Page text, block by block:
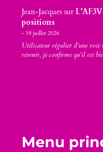
Jean-Jacquessur
positions
19 juillet 2026
Utilisateur régulier d'une
revenir, je confirme qu'il est
Menu